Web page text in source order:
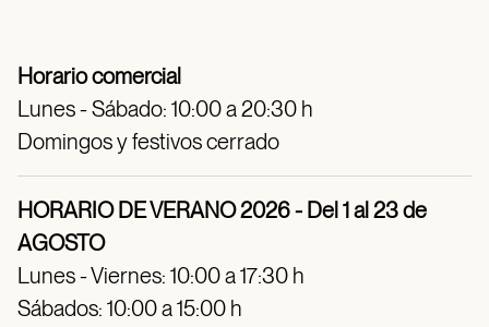
Horario comercial
Lunes - Sábado: 10:00 a 20:30 h
Domingos y festivos cerrado
HORARIO DE VERANO 2026 - Del 1 al 23 de
AGOSTO
Lunes - Viernes: 10:00 a 17:30 h
Sábados: 10:00 a 15:00 h